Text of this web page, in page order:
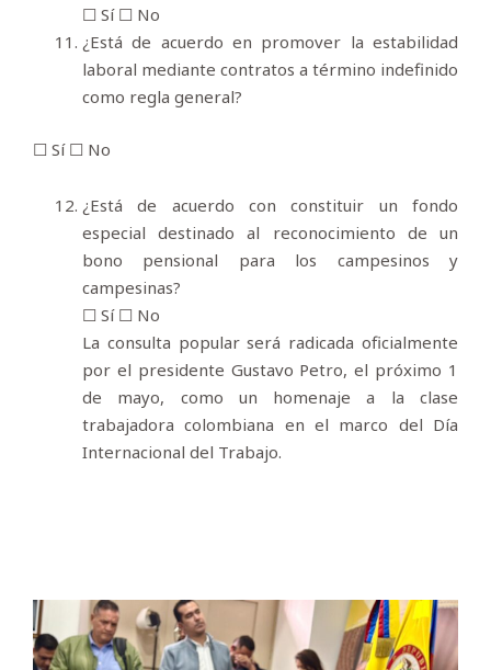
☐ Sí ☐ No
¿Está de acuerdo en promover la estabilidad
laboral mediante contratos a término indefinido
como regla general?
☐ Sí ☐ No
¿Está de acuerdo con constituir un fondo
especial destinado al reconocimiento de un
bono pensional para los campesinos y
campesinas?
☐ Sí ☐ No
La consulta popular será radicada oficialmente
por el presidente Gustavo Petro, el próximo 1
de mayo, como un homenaje a la clase
trabajadora colombiana en el marco del Día
Internacional del Trabajo.